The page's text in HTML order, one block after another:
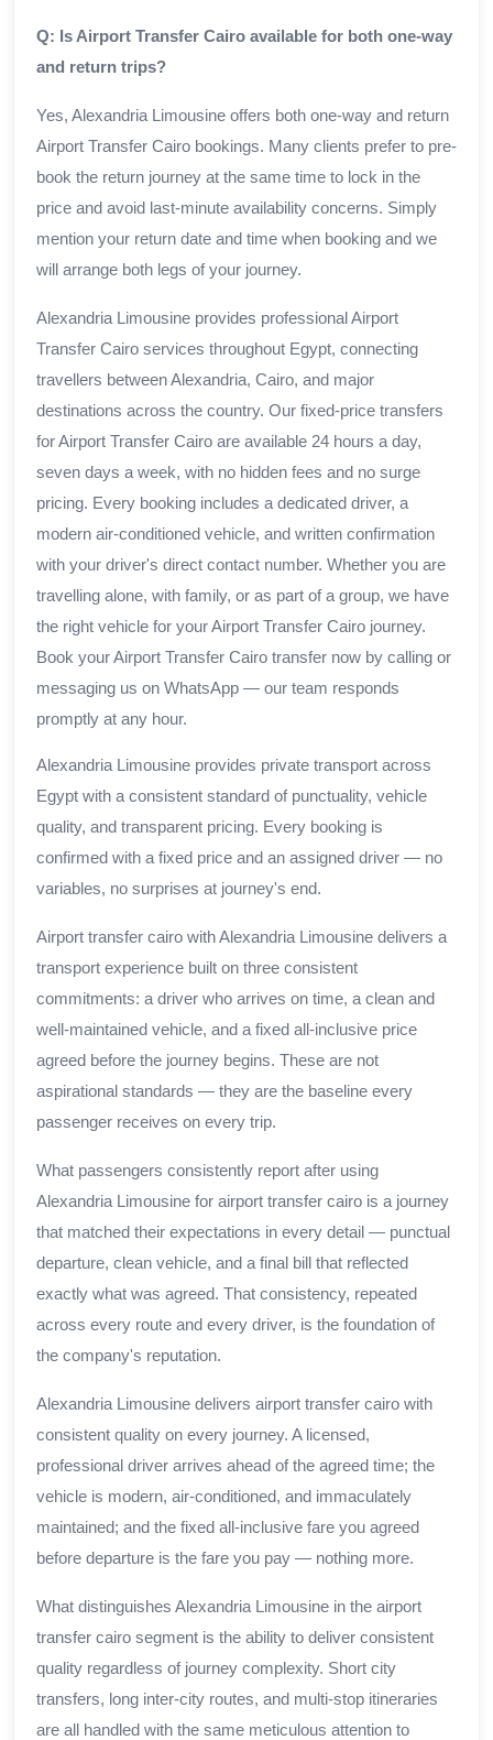
Q: Is Airport Transfer Cairo available for both one-way
and return trips?
Yes, Alexandria Limousine offers both one-way and return
Airport Transfer Cairo bookings. Many clients prefer to pre-
book the return journey at the same time to lock in the
price and avoid last-minute availability concerns. Simply
mention your return date and time when booking and we
will arrange both legs of your journey.
Alexandria Limousine provides professional Airport
Transfer Cairo services throughout Egypt, connecting
travellers between Alexandria, Cairo, and major
destinations across the country. Our fixed-price transfers
for Airport Transfer Cairo are available 24 hours a day,
seven days a week, with no hidden fees and no surge
pricing. Every booking includes a dedicated driver, a
modern air-conditioned vehicle, and written confirmation
with your driver's direct contact number. Whether you are
travelling alone, with family, or as part of a group, we have
the right vehicle for your Airport Transfer Cairo journey.
Book your Airport Transfer Cairo transfer now by calling or
messaging us on WhatsApp — our team responds
promptly at any hour.
Alexandria Limousine provides private transport across
Egypt with a consistent standard of punctuality, vehicle
quality, and transparent pricing. Every booking is
confirmed with a fixed price and an assigned driver — no
variables, no surprises at journey's end.
Airport transfer cairo with Alexandria Limousine delivers a
transport experience built on three consistent
commitments: a driver who arrives on time, a clean and
well-maintained vehicle, and a fixed all-inclusive price
agreed before the journey begins. These are not
aspirational standards — they are the baseline every
passenger receives on every trip.
What passengers consistently report after using
Alexandria Limousine for airport transfer cairo is a journey
that matched their expectations in every detail — punctual
departure, clean vehicle, and a final bill that reflected
exactly what was agreed. That consistency, repeated
across every route and every driver, is the foundation of
the company's reputation.
Alexandria Limousine delivers airport transfer cairo with
consistent quality on every journey. A licensed,
professional driver arrives ahead of the agreed time; the
vehicle is modern, air-conditioned, and immaculately
maintained; and the fixed all-inclusive fare you agreed
before departure is the fare you pay — nothing more.
What distinguishes Alexandria Limousine in the airport
transfer cairo segment is the ability to deliver consistent
quality regardless of journey complexity. Short city
transfers, long inter-city routes, and multi-stop itineraries
are all handled with the same meticulous attention to